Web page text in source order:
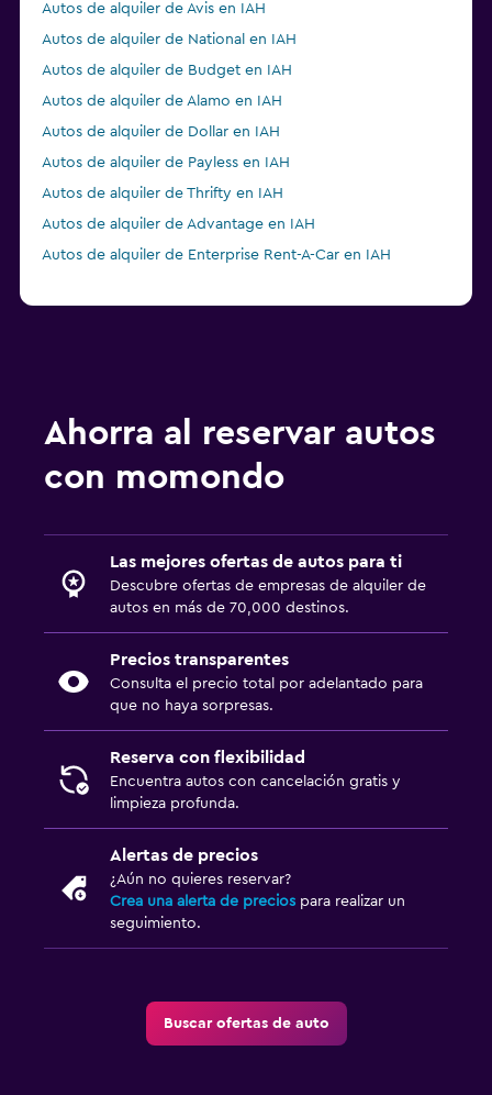
Autos de alquiler de Avis en IAH
Autos de alquiler de National en IAH
Autos de alquiler de Budget en IAH
Autos de alquiler de Alamo en IAH
Autos de alquiler de Dollar en IAH
Autos de alquiler de Payless en IAH
Autos de alquiler de Thrifty en IAH
Autos de alquiler de Advantage en IAH
Autos de alquiler de Enterprise Rent-A-Car en IAH
Ahorra al reservar autos
con momondo
Las mejores ofertas de autos para ti
Descubre ofertas de empresas de alquiler de
autos en más de 70,000 destinos.
Precios transparentes
Consulta el precio total por adelantado para
que no haya sorpresas.
Reserva con flexibilidad
Encuentra autos con cancelación gratis y
limpieza profunda.
Alertas de precios
¿Aún no quieres reservar?
Crea una alerta de precios para realizar un
seguimiento.
Buscar ofertas de auto